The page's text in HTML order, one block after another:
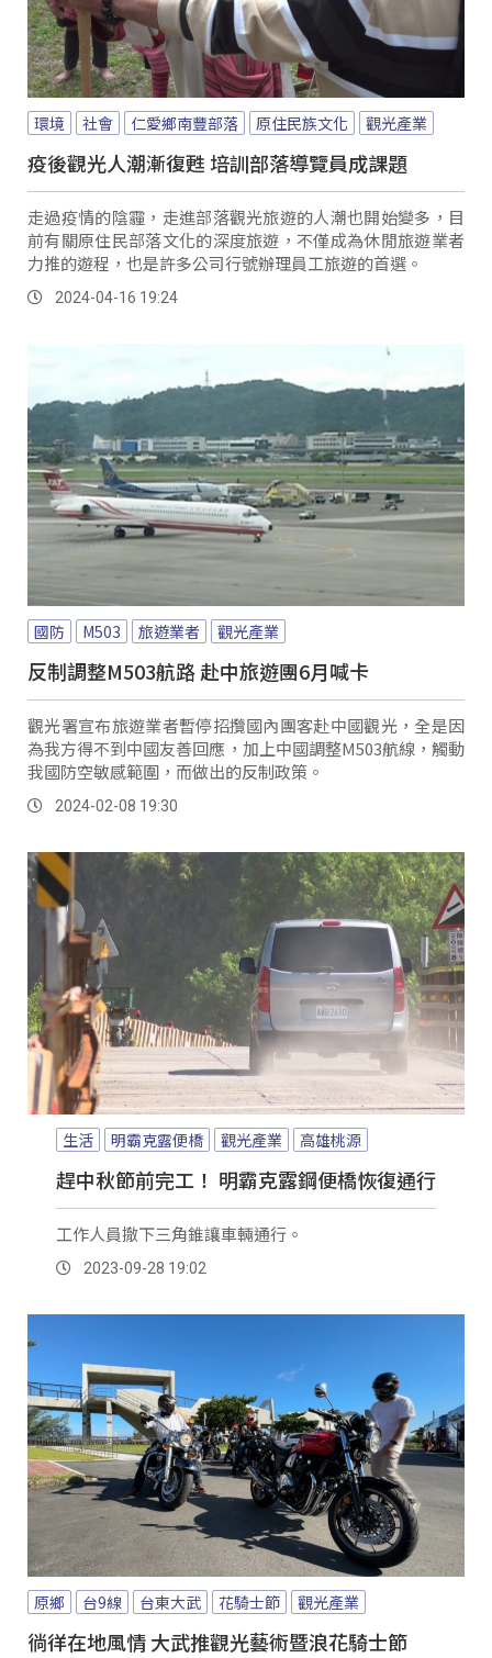
環境 社會 仁愛鄉南豐部落 原住民族文化 觀光產業
疫後觀光人潮漸復甦 培訓部落導覽員成課題
走過疫情的陰霾，走進部落觀光旅遊的人潮也開始變多，目
前有關原住民部落文化的深度旅遊，不僅成為休閒旅遊業者
力推的遊程，也是許多公司行號辦理員工旅遊的首選。
2024-04-16 19:24
國防 M503 旅遊業者 觀光產業
反制調整M503航路 赴中旅遊團6月喊卡
觀光署宣布旅遊業者暫停招攬國內團客赴中國觀光，全是因
為我方得不到中國友善回應，加上中國調整M503航線，觸動
我國防空敏感範圍，而做出的反制政策。
2024-02-08 19:30
生活 明霸克露便橋 觀光產業 高雄桃源
趕中秋節前完工！ 明霸克露鋼便橋恢復通行
工作人員撤下三角錐讓車輛通行。
2023-09-28 19:02
原鄉 台9線 台東大武 花騎士節 觀光產業
徜徉在地風情 大武推觀光藝術暨浪花騎士節